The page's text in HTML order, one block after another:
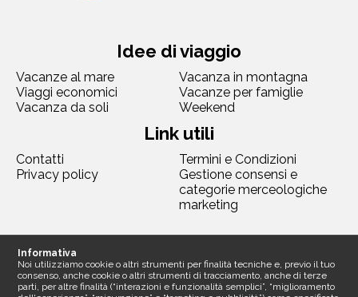
Idee di viaggio
Vacanze al mare
Vacanza in montagna
Viaggi economici
Vacanze per famiglie
Vacanza da soli
Weekend
Link utili
Contatti
Termini e Condizioni
Privacy policy
Gestione consensi e
categorie merceologiche
marketing
Informativa
Noi utilizziamo cookie o altri strumenti per finalità tecniche e, previo il tuo
consenso, anche cookie o altri strumenti di tracciamento, anche di terze
parti, per altre finalità (“interazioni e funzionalità semplici”, “miglioramento